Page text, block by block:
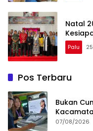
Natal
Palu
Pos Terbaru
Bukan
Jutaan
07/08/2026